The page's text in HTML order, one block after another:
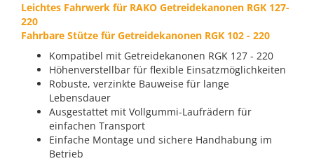
Leichtes Fahrwerk für RAKO Getreidekanonen RGK 127-
220
Fahrbare Stütze für Getreidekanonen RGK 102 - 220
Kompatibel mit Getreidekanonen RGK 127 - 220
Höhenverstellbar für flexible Einsatzmöglichkeiten
Robuste, verzinkte Bauweise für lange
Lebensdauer
Ausgestattet mit Vollgummi-Laufrädern für
einfachen Transport
Einfache Montage und sichere Handhabung im
Betrieb